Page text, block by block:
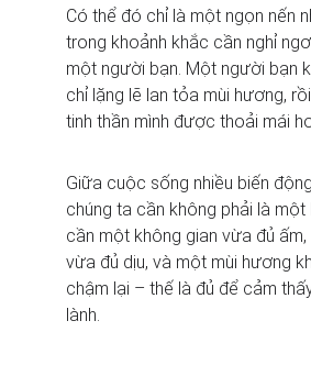
Có thể đó chỉ là một ngọn nến
trong khoảnh khắc cần nghỉ
một người bạn. Một người bạn
chỉ lặng lẽ lan tỏa mùi hương,
tinh thần mình được thoải mái
Giữa cuộc sống nhiều biến
chúng ta cần không phải là một
cần một không gian vừa đủ
vừa đủ dịu, và một mùi hương
chậm lại – thế là đủ để cảm
lành.